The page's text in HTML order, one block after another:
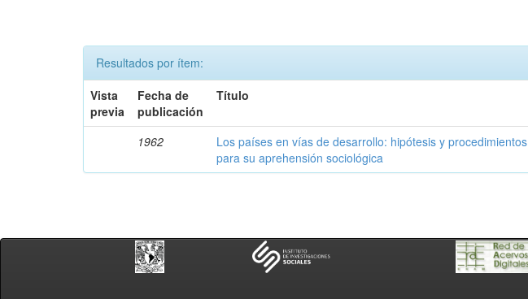
Resultados por ítem:
Vista
previa
Fecha de
publicación
Título
1962
Los países en vías de desarrollo: hipótesis y procedimientos
para su aprehensión sociológica